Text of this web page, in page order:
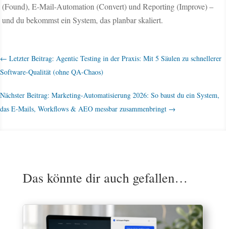
(Found), E-Mail-Automation (Convert) und Reporting (Improve) –
und du bekommst ein System, das planbar skaliert.
← Letzter Beitrag: Agentic Testing in der Praxis: Mit 5 Säulen zu schnellerer
Software-Qualität (ohne QA-Chaos)
Nächster Beitrag: Marketing-Automatisierung 2026: So baust du ein System,
das E-Mails, Workflows & AEO messbar zusammenbringt →
Das könnte dir auch gefallen…